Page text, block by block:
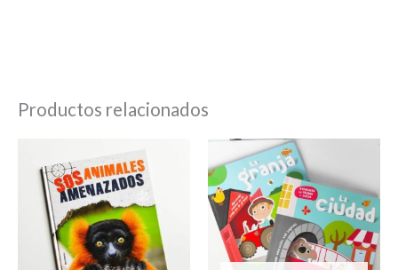
Productos relacionados
tiene
Las